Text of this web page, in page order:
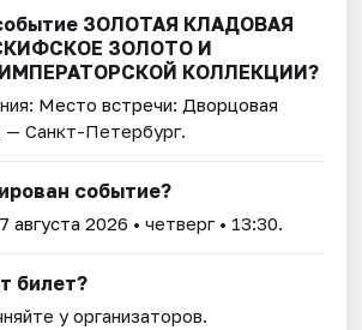
ЗОЛОТАЯ КЛАДОВАЯ
ЗОЛОТО И
КОЛЛЕКЦИИ?
Место встречи: Дворцовая
— Санкт-Петербург.
событие?
августа 2026 • четверг • 13:30.
билет?
у организаторов.